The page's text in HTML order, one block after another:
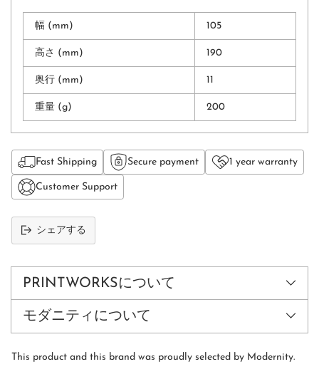
幅 (mm) 105
高さ (mm) 190
奥行 (mm) 11
重量 (g) 200
Fast Shipping Secure payment 1 year warranty
Customer Support
シェアする
ー
追
PRINTWORKSについて
モダニティについて
This product and this brand was proudly selected by Modernity.